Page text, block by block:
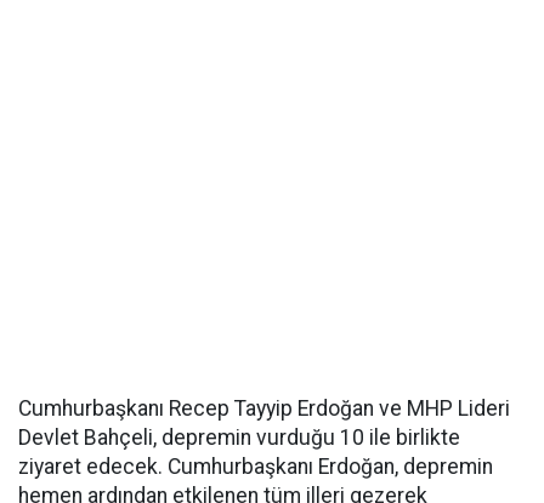
Cumhurbaşkanı Recep Tayyip Erdoğan ve MHP Lideri
Devlet Bahçeli, depremin vurduğu 10 ile birlikte
ziyaret edecek. Cumhurbaşkanı Erdoğan, depremin
hemen ardından etkilenen tüm illeri gezerek